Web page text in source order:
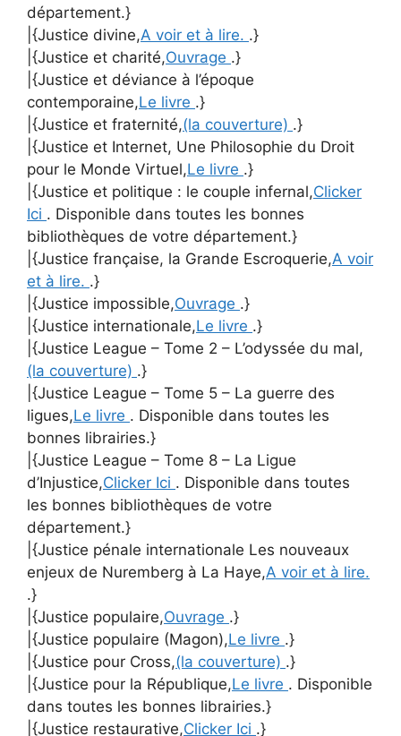
département.}
|{Justice divine,A voir et à lire. .}
|{Justice et charité,Ouvrage .}
|{Justice et déviance à l’époque
contemporaine,Le livre .}
|{Justice et fraternité,(la couverture) .}
|{Justice et Internet, Une Philosophie du Droit
pour le Monde Virtuel,Le livre .}
|{Justice et politique : le couple infernal,Clicker
Ici . Disponible dans toutes les bonnes
bibliothèques de votre département.}
|{Justice française, la Grande Escroquerie,A voir
et à lire. .}
|{Justice impossible,Ouvrage .}
|{Justice internationale,Le livre .}
|{Justice League – Tome 2 – L’odyssée du mal,
(la couverture) .}
|{Justice League – Tome 5 – La guerre des
ligues,Le livre . Disponible dans toutes les
bonnes librairies.}
|{Justice League – Tome 8 – La Ligue
d’Injustice,Clicker Ici . Disponible dans toutes
les bonnes bibliothèques de votre
département.}
|{Justice pénale internationale Les nouveaux
enjeux de Nuremberg à La Haye,A voir et à lire.
.}
|{Justice populaire,Ouvrage .}
|{Justice populaire (Magon),Le livre .}
|{Justice pour Cross,(la couverture) .}
|{Justice pour la République,Le livre . Disponible
dans toutes les bonnes librairies.}
|{Justice restaurative,Clicker Ici .}